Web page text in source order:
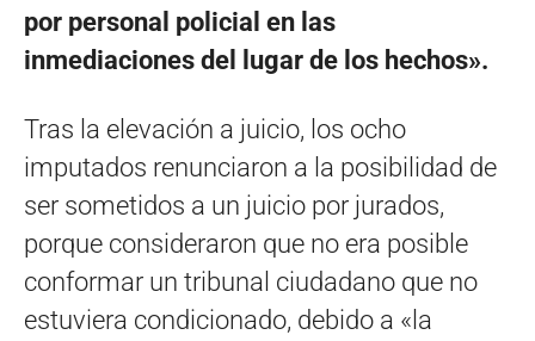
por personal policial en las
inmediaciones del lugar de los hechos».
Tras la elevación a juicio, los ocho
imputados renunciaron a la posibilidad de
ser sometidos a un juicio por jurados,
porque consideraron que no era posible
conformar un tribunal ciudadano que no
estuviera condicionado, debido a «la